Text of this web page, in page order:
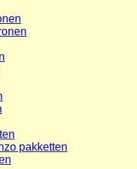
pakketten